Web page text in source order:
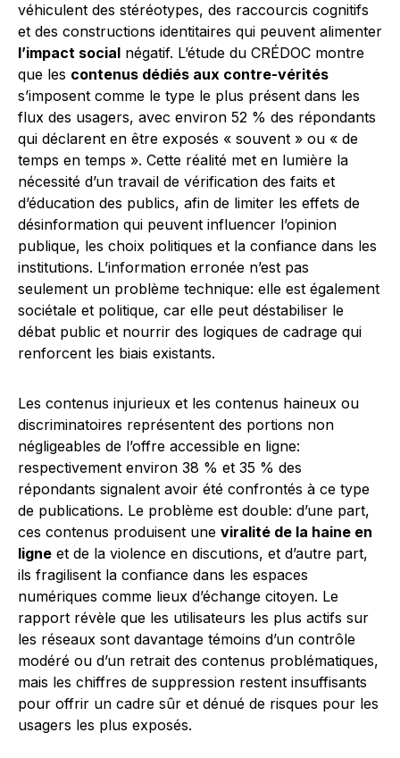
véhiculent des stéréotypes, des raccourcis cognitifs
et des constructions identitaires qui peuvent alimenter
l’impact social négatif. L’étude du CRÉDOC montre
que les contenus dédiés aux contre-vérités
s’imposent comme le type le plus présent dans les
flux des usagers, avec environ 52 % des répondants
qui déclarent en être exposés « souvent » ou « de
temps en temps ». Cette réalité met en lumière la
nécessité d’un travail de vérification des faits et
d’éducation des publics, afin de limiter les effets de
désinformation qui peuvent influencer l’opinion
publique, les choix politiques et la confiance dans les
institutions. L’information erronée n’est pas
seulement un problème technique: elle est également
sociétale et politique, car elle peut déstabiliser le
débat public et nourrir des logiques de cadrage qui
renforcent les biais existants.
Les contenus injurieux et les contenus haineux ou
discriminatoires représentent des portions non
négligeables de l’offre accessible en ligne:
respectivement environ 38 % et 35 % des
répondants signalent avoir été confrontés à ce type
de publications. Le problème est double: d’une part,
ces contenus produisent une viralité de la haine en
ligne et de la violence en discutions, et d’autre part,
ils fragilisent la confiance dans les espaces
numériques comme lieux d’échange citoyen. Le
rapport révèle que les utilisateurs les plus actifs sur
les réseaux sont davantage témoins d’un contrôle
modéré ou d’un retrait des contenus problématiques,
mais les chiffres de suppression restent insuffisants
pour offrir un cadre sûr et dénué de risques pour les
usagers les plus exposés.